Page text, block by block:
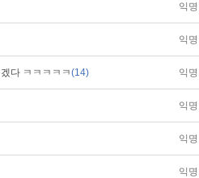
익명
익명
다 ㅋㅋㅋㅋㅋ(14) 익명
익명
익명
익명